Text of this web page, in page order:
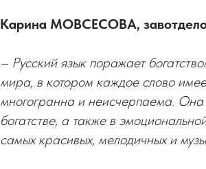
Карина МОВСЕСОВА,
– Русский язык поражает
мира, в котором каждое слово
многогранна и неисчерпаема. Она
богатстве, а также в
самых красивых, мелодичных и